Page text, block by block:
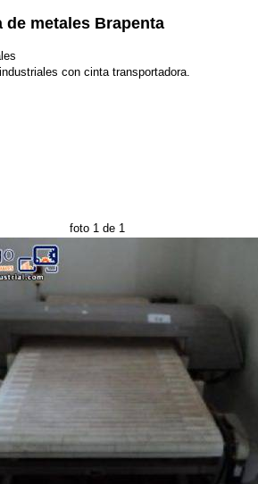
de metales Brapenta
con cinta transportadora.
foto 1 de 1